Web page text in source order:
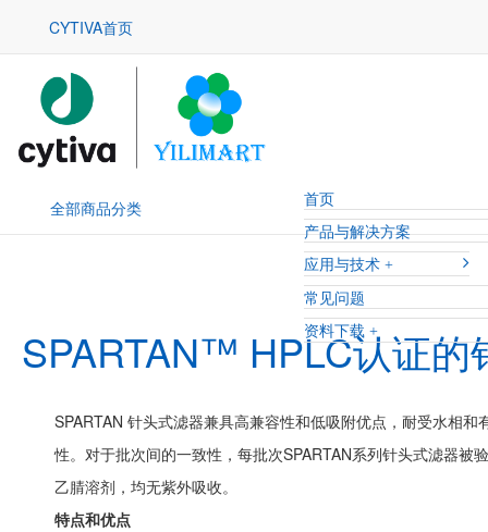
CYTIVA首页
全部商品分类
首页
产品与解决方案
应用与技术
常见问题
资料下载
SPARTAN™ HPLC认证的
SPARTAN 针头式滤器兼具高兼容性和低吸附优点，耐受水相
性。对于批次间的一致性，每批次SPARTAN系列针头式滤器
乙腈溶剂，均无紫外吸收。
特点和优点